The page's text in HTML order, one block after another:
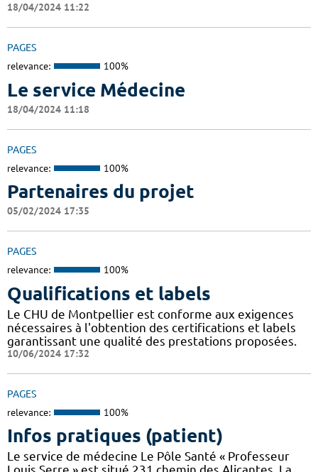
18/04/2024 11:22
PAGES
relevance: 100%
Le service Médecine
18/04/2024 11:18
PAGES
relevance: 100%
Partenaires du projet
05/02/2024 17:35
PAGES
relevance: 100%
Qualifications et labels
Le CHU de Montpellier est conforme aux exigences
nécessaires à l'obtention des certifications et labels
garantissant une qualité des prestations proposées.
10/06/2024 17:32
PAGES
relevance: 100%
Infos pratiques (patient)
Le service de médecine Le Pôle Santé « Professeur